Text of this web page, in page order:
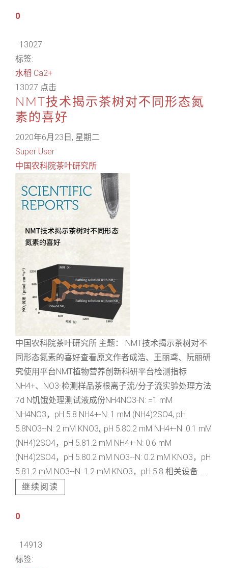
0
13027
标签:
水稻 Ca2+
13027 点击
NMT技术揭示茶树对不同形态氮
素的喜好
2020年6月23日, 星期二
Super User
中国农科院茶叶研究所
中国农科院茶叶研究所 主题： NMT技术揭示茶树对不
同形态氮素的喜好查看原文作者成浩、王丽鸢、阮丽研
究使用平台NMT植物营养创新科研平台检测指标
NH4+、NO3-检测样品茶根离子流/分子流实验处理方法
7d N饥饿处理测试液成份NH4NO3-N: =1 mM
NH4NO3，pH 5.8 NH­4+-N: 1 mM (NH4)2SO4, pH
5.8NO3--N: 2 mM KNO3,, pH 5.80.2 mM NH­4+-N: 0.1 mM
(NH4)2SO4，pH 5.81.2 mM NH­4+-N: 0.6 mM
(NH4)2SO4，pH 5.80.2 mM NO3--N: 0.2 mM KNO3，pH
5.81.2 mM NO3--N: 1.2 mM KNO3，pH 5.8 相关设备 ...
继续阅读
0
14913
标签: